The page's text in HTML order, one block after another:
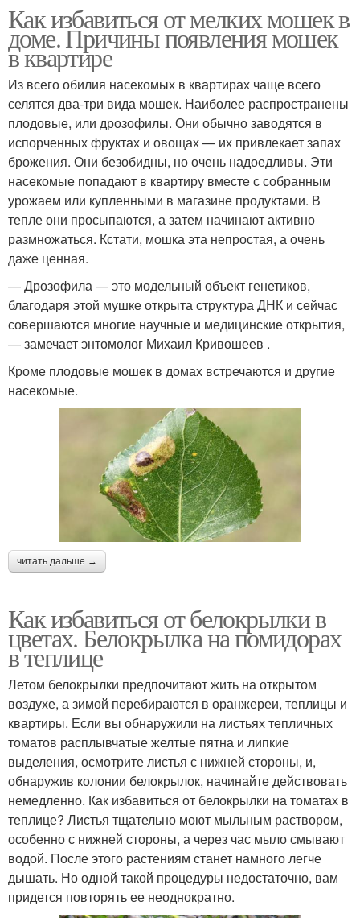
Как избавиться от мелких мошек в
доме. Причины появления мошек
в квартире
Из всего обилия насекомых в квартирах чаще всего
селятся два-три вида мошек. Наиболее распространены
плодовые, или дрозофилы. Они обычно заводятся в
испорченных фруктах и овощах — их привлекает запах
брожения. Они безобидны, но очень надоедливы. Эти
насекомые попадают в квартиру вместе с собранным
урожаем или купленными в магазине продуктами. В
тепле они просыпаются, а затем начинают активно
размножаться. Кстати, мошка эта непростая, а очень
даже ценная.
— Дрозофила — это модельный объект генетиков,
благодаря этой мушке открыта структура ДНК и сейчас
совершаются многие научные и медицинские открытия,
— замечает энтомолог Михаил Кривошеев .
Кроме плодовые мошек в домах встречаются и другие
насекомые.
читать дальше →
Как избавиться от белокрылки в
цветах. Белокрылка на помидорах
в теплице
Летом белокрылки предпочитают жить на открытом
воздухе, а зимой перебираются в оранжереи, теплицы и
квартиры. Если вы обнаружили на листьях тепличных
томатов расплывчатые желтые пятна и липкие
выделения, осмотрите листья с нижней стороны, и,
обнаружив колонии белокрылок, начинайте действовать
немедленно. Как избавиться от белокрылки на томатах в
теплице? Листья тщательно моют мыльным раствором,
особенно с нижней стороны, а через час мыло смывают
водой. После этого растениям станет намного легче
дышать. Но одной такой процедуры недостаточно, вам
придется повторять ее неоднократно.